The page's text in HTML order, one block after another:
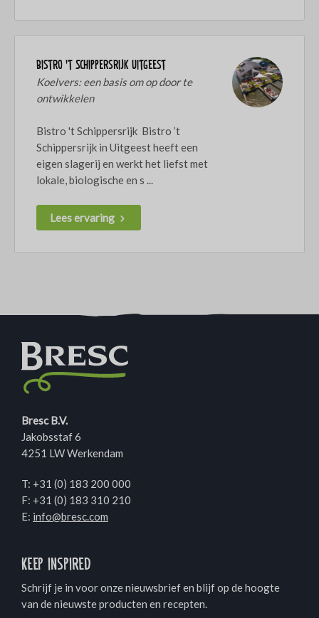
Bistro ’t Schippersrijk Uitgeest
Koelvers: een basis om op door te
ontwikkelen
Bistro 't Schippersrijk Bistro ’t
Schippersrijk in Uitgeest heeft een
eigen slagerij en werkt het liefst met
lokale, biologische en s ...
Lees ervaring
Bresc B.V.
Jakobsstaf 6
4251 LW Werkendam
T: +31 (0) 183 200 000
F: +31 (0) 183 310 210
E: info@bresc.com
Keep inspired
Schrijf je in voor onze nieuwsbrief en blijf op de hoogte
van de nieuwste producten en recepten.